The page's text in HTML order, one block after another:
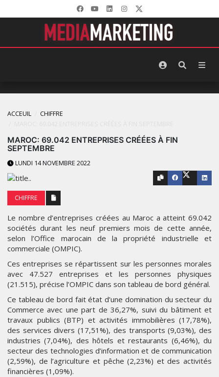
ACCEUIL
CHIFFRE
MAROC: 69.042 ENTREPRISES CRÉÉES À FIN
SEPTEMBRE
LUNDI 14 NOVEMBRE 2022
CHIFFRE
Le nombre d’entreprises créées au Maroc a atteint 69.042
sociétés durant les neuf premiers mois de cette année,
selon l’Office marocain de la propriété industrielle et
commerciale (OMPIC).
Ces entreprises se répartissent sur les personnes morales
avec 47.527 entreprises et les personnes physiques
(21.515), précise l’OMPIC dans son tableau de bord général.
Ce tableau de bord fait état d’une domination du secteur du
Commerce avec une part de 36,27%, suivi du bâtiment et
travaux publics (BTP) et activités immobilières (17,78%),
des services divers (17,51%), des transports (9,03%), des
industries (7,04%), des hôtels et restaurants (6,46%), du
secteur des technologies d’information et de communication
(2,59%), de l’agriculture et pêche (2,23%) et des activités
financières (1,09%).